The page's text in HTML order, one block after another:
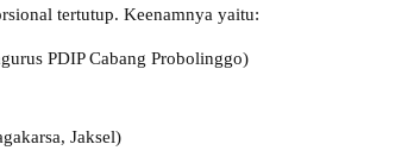
tertutup. Keenamnya yaitu:
PDIP Cabang Probolinggo)
Jaksel)